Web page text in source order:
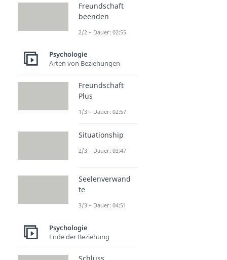
Freundschaft
beenden
2/2 – Dauer: 02:55
Psychologie
Arten von Beziehungen
Freundschaft
Plus
1/3 – Dauer: 02:57
Situationship
2/3 – Dauer: 03:47
Seelenverwand
te
3/3 – Dauer: 04:51
Psychologie
Ende der Beziehung